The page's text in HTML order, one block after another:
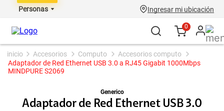
Personas Ingresar mi ubicación
0
accesorios computo
accesorios computo
Adaptador de Red Ethernet USB 3.0 a RJ45 Gigabit 1000Mbps
MINDPURE S2069
Generico
Adaptador de Red Ethernet USB 3.0